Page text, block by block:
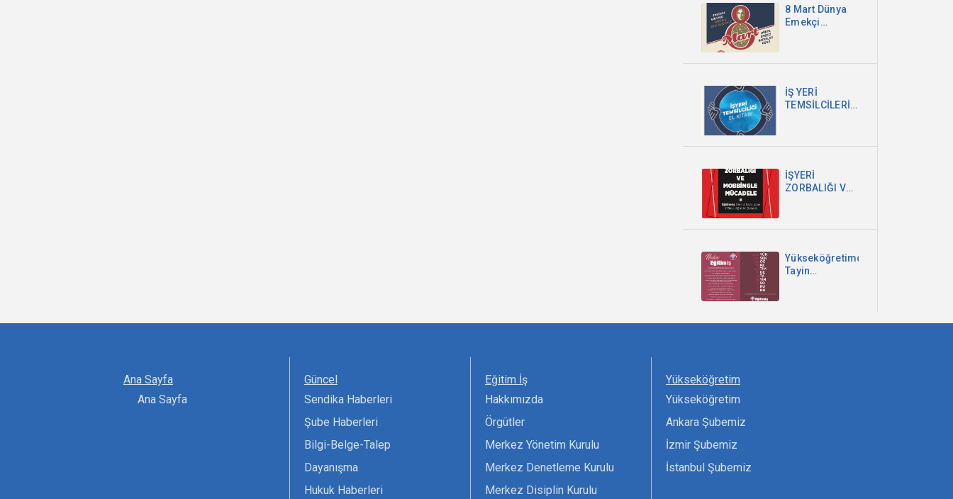
8 Mart Dünya
Emekçi
İŞ YERİ
TEMSİLCİLERİ
İŞYERİ
ZORBALIĞI VE
Yükseköğretimde
Tayin
Önerilerimiz
Ana Sayfa
Ana Sayfa
Güncel
Sendika Haberleri
Şube Haberleri
Bilgi-Belge-Talep
Dayanışma
Hukuk Haberleri
Eğitim İş
Hakkımızda
Örgütler
Merkez Yönetim Kurulu
Merkez Denetleme Kurulu
Merkez Disiplin Kurulu
Yükseköğretim
Yükseköğretim
Ankara Şubemiz
İzmir Şubemiz
İstanbul Şubemiz